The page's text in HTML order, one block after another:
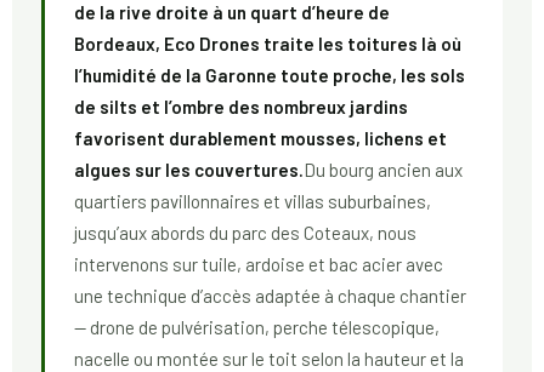
de la rive droite à un quart d’heure de
Bordeaux, Eco Drones traite les toitures là où
l’humidité de la Garonne toute proche, les sols
de silts et l’ombre des nombreux jardins
favorisent durablement mousses, lichens et
algues sur les couvertures.Du bourg ancien aux
quartiers pavillonnaires et villas suburbaines,
jusqu’aux abords du parc des Coteaux, nous
intervenons sur tuile, ardoise et bac acier avec
une technique d’accès adaptée à chaque chantier
— drone de pulvérisation, perche télescopique,
nacelle ou montée sur le toit selon la hauteur et la